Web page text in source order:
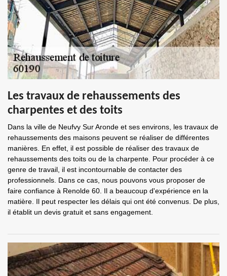
Les travaux de rehaussements des
charpentes et des toits
Dans la ville de Neufvy Sur Aronde et ses environs, les travaux de
rehaussements des maisons peuvent se réaliser de différentes
manières. En effet, il est possible de réaliser des travaux de
rehaussements des toits ou de la charpente. Pour procéder à ce
genre de travail, il est incontournable de contacter des
professionnels. Dans ce cas, nous pouvons vous proposer de
faire confiance à Renolde 60. Il a beaucoup d'expérience en la
matière. Il peut respecter les délais qui ont été convenus. De plus,
il établit un devis gratuit et sans engagement.